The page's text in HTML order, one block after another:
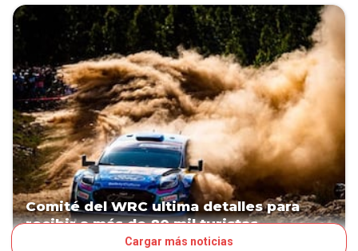
Comité del WRC ultima detalles para
recibir a más de 80 mil turistas
Cargar más noticias